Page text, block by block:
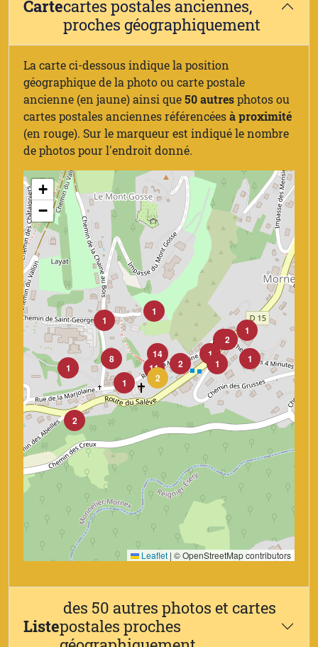
Cartecartes postales anciennes,
proches géographiquement
La carte ci-dessous indique la position
géographique de la photo ou carte postale
ancienne (en jaune) ainsi que50 autresphotos ou
cartes postales anciennes référencéesà proximité
(en rouge). Sur le marqueur est indiqué le nombre
de photos pour l'endroit donné.
2
11
14
2
1
1
8 1
1
1
12
2
1
1
1
+
−
Leaflet | © OpenStreetMap contributors
Liste
des 50 autres photos et cartes
postales proches